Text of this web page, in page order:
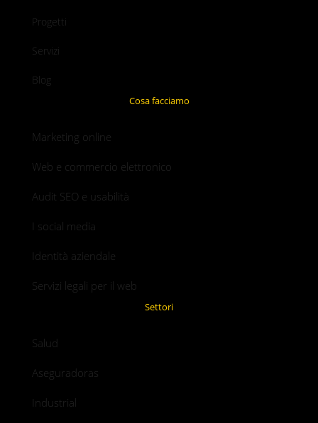
Progetti
Servizi
Blog
Cosa facciamo
Marketing online
Web e commercio elettronico
Audit SEO e usabilità
I social media
Identità aziendale
Servizi legali per il web
Settori
Salud
Aseguradoras
Industrial